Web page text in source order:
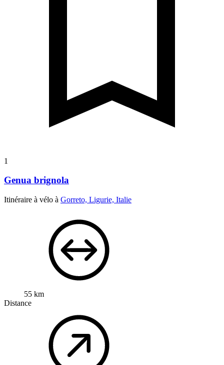
1
Genua brignola
Itinéraire à vélo à Gorreto, Ligurie, Italie
55 km
Distance